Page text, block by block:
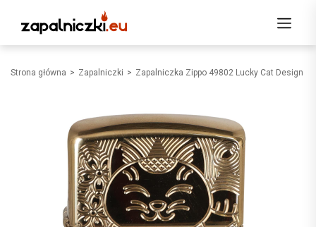
Strona główna Zapalniczki Zapalniczka Zippo 49802 Lucky Cat Design